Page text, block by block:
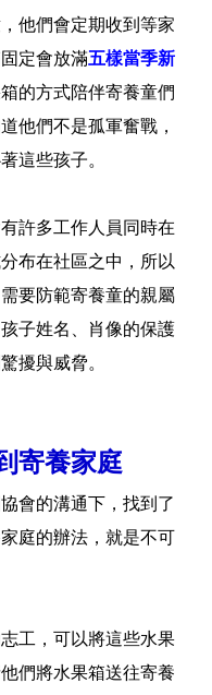
他們會定期收到等家
定會放滿五樣當季新
的方式陪伴寄養童們
他們不是孤軍奮戰，
這些孩子。
許多工作人員同時在
布在社區之中，所以
要防範寄養童的親屬
子姓名、肖像的保護
擾與威脅。
寄養家庭
會的溝通下，找到了
庭的辦法，就是不可
工，可以將這些水果
們將水果箱送往寄養